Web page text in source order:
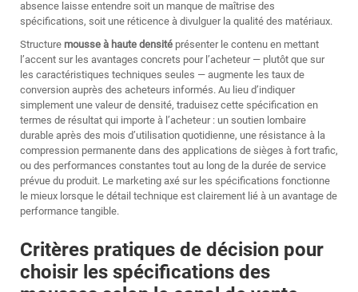
absence laisse entendre soit un manque de maîtrise des
spécifications, soit une réticence à divulguer la qualité des matériaux.
Structure mousse à haute densité présenter le contenu en mettant
l’accent sur les avantages concrets pour l’acheteur — plutôt que sur
les caractéristiques techniques seules — augmente les taux de
conversion auprès des acheteurs informés. Au lieu d’indiquer
simplement une valeur de densité, traduisez cette spécification en
termes de résultat qui importe à l’acheteur : un soutien lombaire
durable après des mois d’utilisation quotidienne, une résistance à la
compression permanente dans des applications de sièges à fort trafic,
ou des performances constantes tout au long de la durée de service
prévue du produit. Le marketing axé sur les spécifications fonctionne
le mieux lorsque le détail technique est clairement lié à un avantage de
performance tangible.
Critères pratiques de décision pour
choisir les spécifications des